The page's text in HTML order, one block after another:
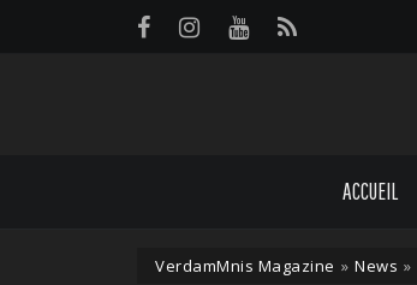
ACCUEIL
VerdamMnis Magazine » News »
Panneau de gestion des cookies